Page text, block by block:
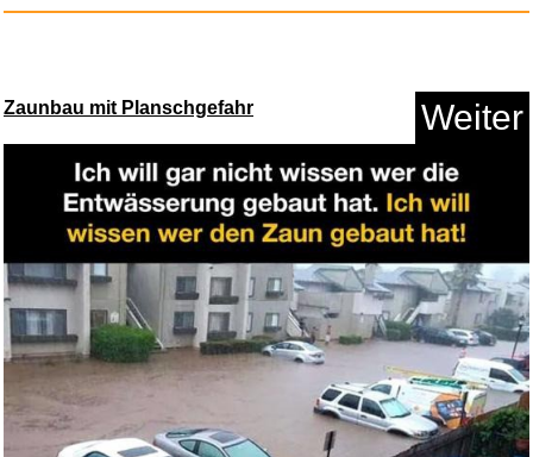
Ballermann Hits 2026 (XXL Fan
...
Anzeige
Zaunbau mit Planschgefahr Weiter